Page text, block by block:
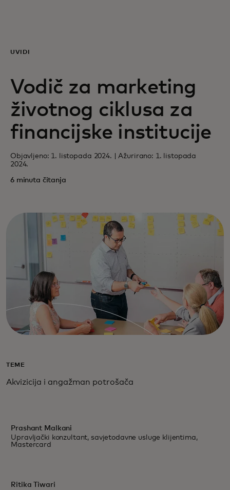
Za poslovanje
Za svijet
Za inovatore
Novosti i trendovi
UVIDI
Vodič za marketing
životnog ciklusa za
financijske institucije
Objavljeno: 1. listopada 2024. | Ažurirano: 1. listopada
2024.
6 minuta čitanja
TEME
Akvizicija i angažman potrošača
Prashant Malkani
Upravljački konzultant, savjetodavne usluge klijentima,
Mastercard
Ritika Tiwari